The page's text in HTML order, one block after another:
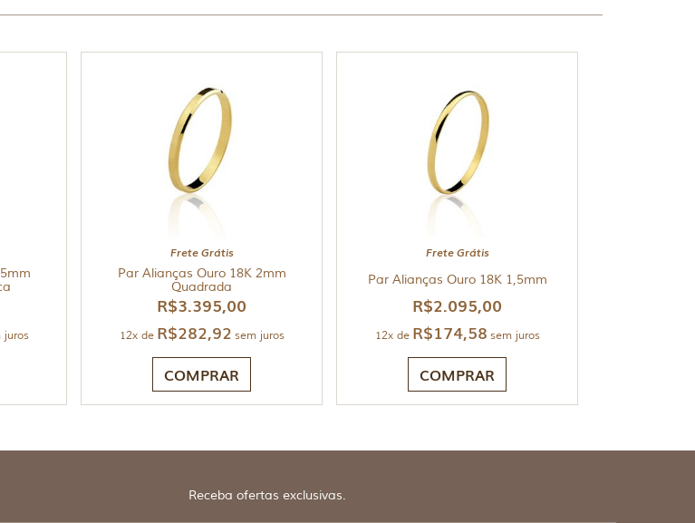
juros
Frete Grátis
Par Alianças Ouro 18K 2mm
Quadrada
R$3.395,00
12x de R$282,92 sem juros
COMPRAR
Frete Grátis
Par Alianças Ouro 18K 1,5mm
R$2.095,00
12x de R$174,58 sem juros
COMPRAR
Receba ofertas exclusivas.